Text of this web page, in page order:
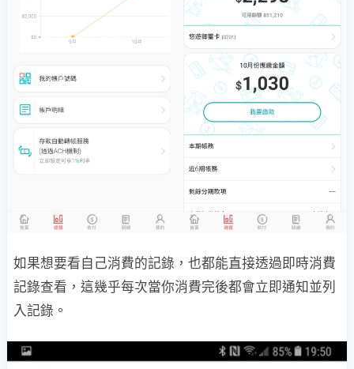
如果想要看自己消費的記錄，也都能直接透過即時消費
記錄查看，這幾乎每次當你消費完後都會立即通知並列
入記錄。